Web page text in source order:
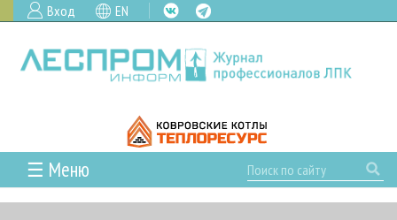
Вход EN
☰ Меню
ГЛАВНАЯ